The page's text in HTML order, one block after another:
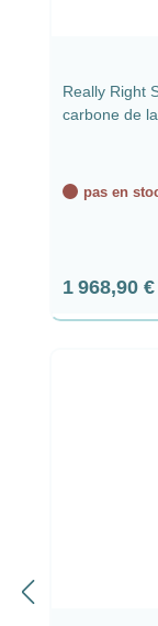
Really Right
carbone de
pas en
Prix
1 968,90 €